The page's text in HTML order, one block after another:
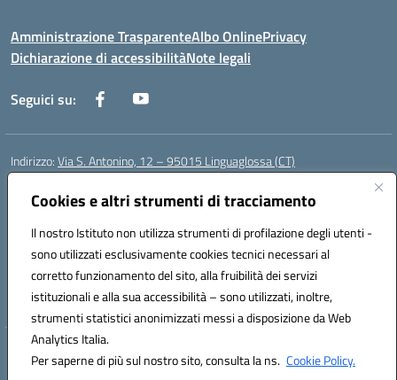
Cookies e altri strumenti di tracciamento
Il nostro Istituto non utilizza strumenti di profilazione degli utenti -
sono utilizzati esclusivamente cookies tecnici necessari al
corretto funzionamento del sito, alla fruibilità dei servizi
istituzionali e alla sua accessibilità – sono utilizzati, inoltre,
strumenti statistici anonimizzati messi a disposizione da Web
Analytics Italia.
Per saperne di più sul nostro sito, consulta la ns. Cookie Policy.
Amministrazione TrasparenteAlbo OnlinePrivacy
Dichiarazione di accessibilitàNote legali
Seguici su:
Indirizzo:Via S. Antonino, 12 – 95015 Linguaglossa (CT)
Centralino:
Posta elettronica certificata (PEC):ctic83200r@pec.istruzione.it
Codice fiscale: 83002470876
Codice meccanografico:CTIC83200R
Codice Indice delle Pubbliche Amministrazioni (IPA): istsc_CTIC83200R
Codice unico di fatturazione (CUF): UF7TEB
Hosting & Powered by 3D Solution S.r.l.
Concept & Design by Designers Italia